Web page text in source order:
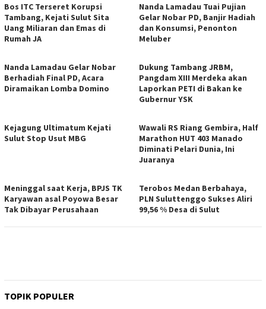
Bos ITC Terseret Korupsi
Tambang, Kejati Sulut Sita
Uang Miliaran dan Emas di
Rumah JA
Nanda Lamadau Tuai Pujian
Gelar Nobar PD, Banjir Hadiah
dan Konsumsi, Penonton
Meluber
Nanda Lamadau Gelar Nobar
Berhadiah Final PD, Acara
Diramaikan Lomba Domino
Dukung Tambang JRBM,
Pangdam XIII Merdeka akan
Laporkan PETI di Bakan ke
Gubernur YSK
Kejagung Ultimatum Kejati
Sulut Stop Usut MBG
Wawali RS Riang Gembira, Half
Marathon HUT 403 Manado
Diminati Pelari Dunia, Ini
Juaranya
Meninggal saat Kerja, BPJS TK
Karyawan asal Poyowa Besar
Tak Dibayar Perusahaan
Terobos Medan Berbahaya,
PLN Suluttenggo Sukses Aliri
99,56 % Desa di Sulut
TOPIK POPULER